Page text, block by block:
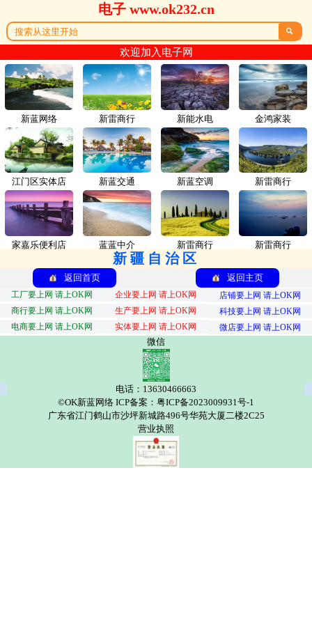
电子 www.ok232.cn

欢迎加入电子网
新蓝网络 新雷商行
江门区实体店 新蓝交通
家嘉乐便利店 蓝蓝中介
新能水电 金鸿家装
新蓝空调 新雷商行
新雷商行 新雷商行
新疆自治区
返回首页 返回主页
工厂要上网 请上OK网 企业要上网 请上OK网
店铺要上网 请上OK网
商行要上网 请上OK网
生产要上网 请上OK网
科技要上网 请上OK网
电商要上网 请上OK网
实体要上网 请上OK网 微店要上网 请上OK网
微信
电话：13630466663
©OK新蓝网络 ICP备案：粤ICP备2023009931号-1
广东省江门鹤山市沙坪新城路496号华苑大厦二楼2C25
营业执照